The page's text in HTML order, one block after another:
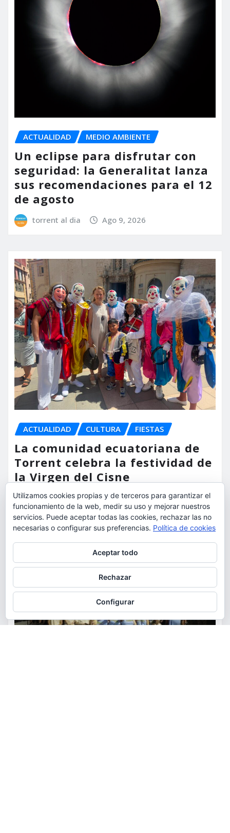
ACTUALIDAD MEDIO AMBIENTE
Un eclipse para disfrutar con
seguridad: la Generalitat lanza
sus recomendaciones para el 12
de agosto
torrent al dia Ago 9, 2026
ACTUALIDAD CULTURA FIESTAS
La comunidad ecuatoriana de
Torrent celebra la festividad de
la Virgen del Cisne
torrent al dia Ago 9, 2026
Utilizamos cookies propias y de terceros para garantizar el
funcionamiento de la web, medir su uso y mejorar nuestros
servicios. Puede aceptar todas las cookies, rechazar las no
necesarias o configurar sus preferencias. Política de cookies
Aceptar todo
Rechazar
Configurar
Para obtener más información, incluido cómo gestionar las cookies,